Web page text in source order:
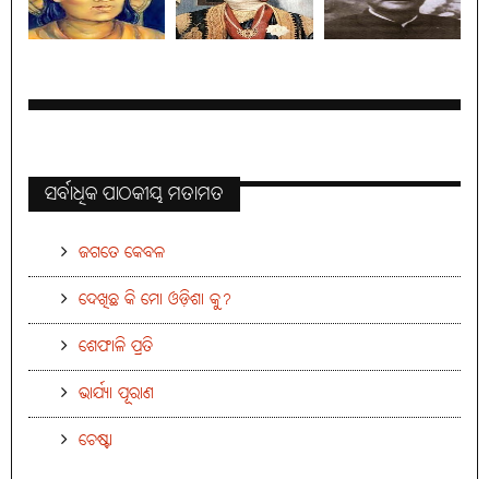
ସର୍ବାଧିକ ପାଠକୀୟ ମତାମତ
ଜଗତେ କେବଳ
ଦେଖିଛ କି ମୋ ଓଡ଼ିଶା କୁ?
ଶେଫାଳି ପ୍ରତି
ଭାର୍ଯ୍ୟା ପୂରାଣ
ଚେଷ୍ଟା